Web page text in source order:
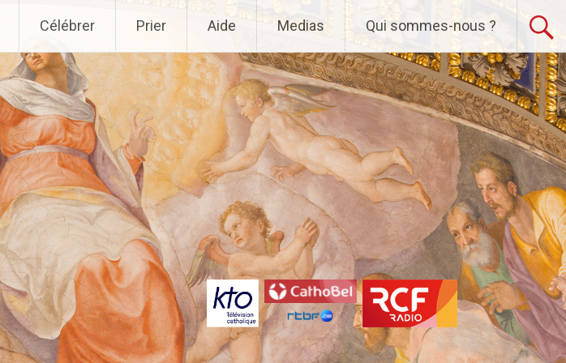
au
principal
Célébrer Prier Aide Medias Qui sommes-nous ?